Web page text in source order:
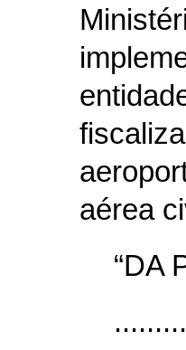
aérea
“DA